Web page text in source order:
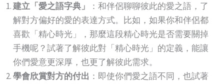
建立「愛之語字典」
：和伴侶聊聊彼此的愛之語，了
解對方偏好的愛的表達方式。比如，如果你和伴侶都
喜歡「精心時光」，那麼這段精心時光是否需要關掉
手機呢？試著了解彼此對「精心時光」的定義，能讓
你們愛意更深厚，也更了解彼此需求。
學會欣賞對方的付出 ：即使你們愛之語不同，也試著